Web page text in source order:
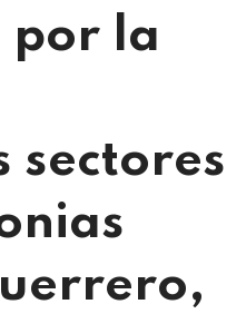
por la
sectores